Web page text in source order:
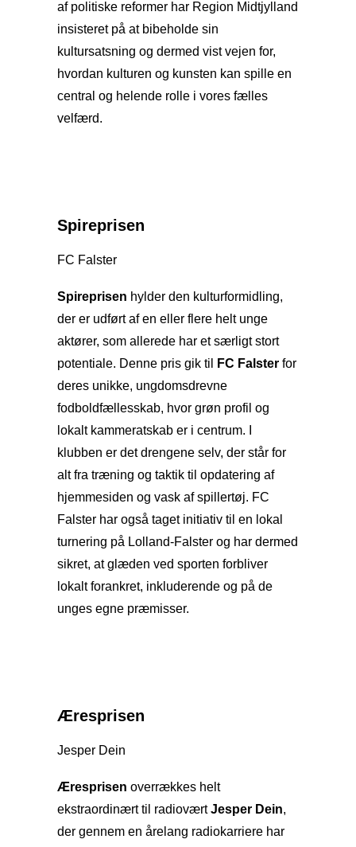
Spireprisen
FC Falster
Spireprisen hylder den kulturformidling,
der er udført af en eller flere helt unge
aktører, som allerede har et særligt stort
potentiale. Denne pris gik til
FC Falster for
deres unikke, ungdomsdrevne
fodboldfællesskab, hvor grøn profil og
lokalt kammeratskab er i centrum. I
klubben er det drengene selv, der står for
alt fra træning og taktik til opdatering af
hjemmesiden og vask af spillertøj. FC
Falster har også taget initiativ til en lokal
turnering på Lolland-Falster og har dermed
sikret, at glæden ved sporten forbliver
lokalt forankret, inkluderende og på de
unges egne præmisser.
af politiske reformer har Region Midtjylland
insisteret på at bibeholde sin
kultursatsning og dermed vist vejen for,
hvordan kulturen og kunsten kan spille en
central og helende rolle i vores fælles
velfærd.
Æresprisen
Jesper Dein
Æresprisen overrækkes helt
ekstraordinært til radioværtJesper Dein,
der gennem en årelang radiokarriere har